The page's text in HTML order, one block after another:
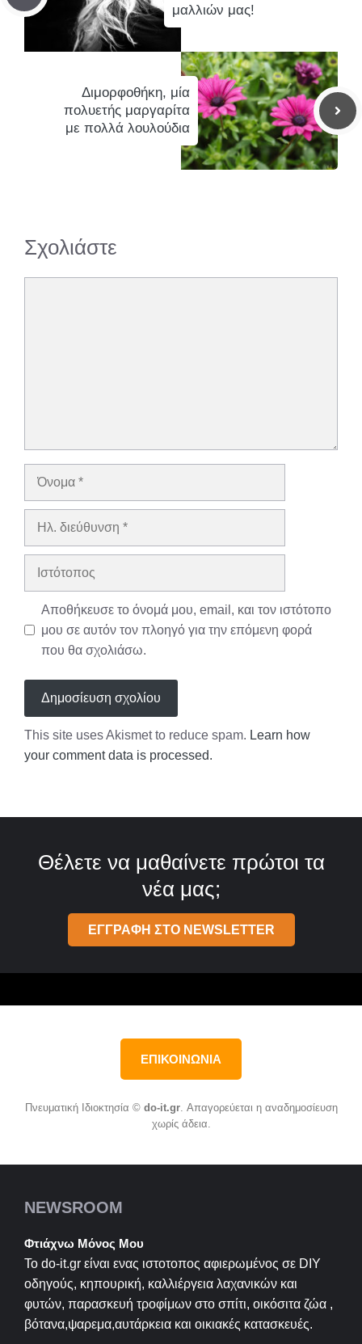
μαλλιών μας!
Διμορφοθήκη, μία
πολυετής μαργαρίτα
με πολλά λουλούδια
Σχολιάστε
Όνομα
Ηλ.
Ιστότοπος
Αποθήκευσε το όνομά μου, email, και τον ιστότοπο
μου σε αυτόν τον πλοηγό για την επόμενη φορά
που θα σχολιάσω.
This site uses Akismet to reduce spam. Learn how
your comment data is processed.
Θέλετε να μαθαίνετε πρώτοι τα
νέα μας;
ΕΓΓΡΑΦΗ ΣΤΟ NEWSLETTER
ΕΠΙΚΟΙΝΩΝΙΑ
Πνευματική Ιδιοκτησία © do-it.gr. Απαγορεύεται η αναδημοσίευση
χωρίς άδεια.
NEWSROOM
Φτιάχνω Μόνος Μου
Το do-it.gr είναι ενας ιστοτοπος αφιερωμένος σε DIY
οδηγούς, κηπουρική, καλλιέργεια λαχανικών και
φυτών, παρασκευή τροφίμων στο σπίτι, οικόσιτα ζώα ,
βότανα,ψαρεμα,αυτάρκεια και οικιακές κατασκευές.